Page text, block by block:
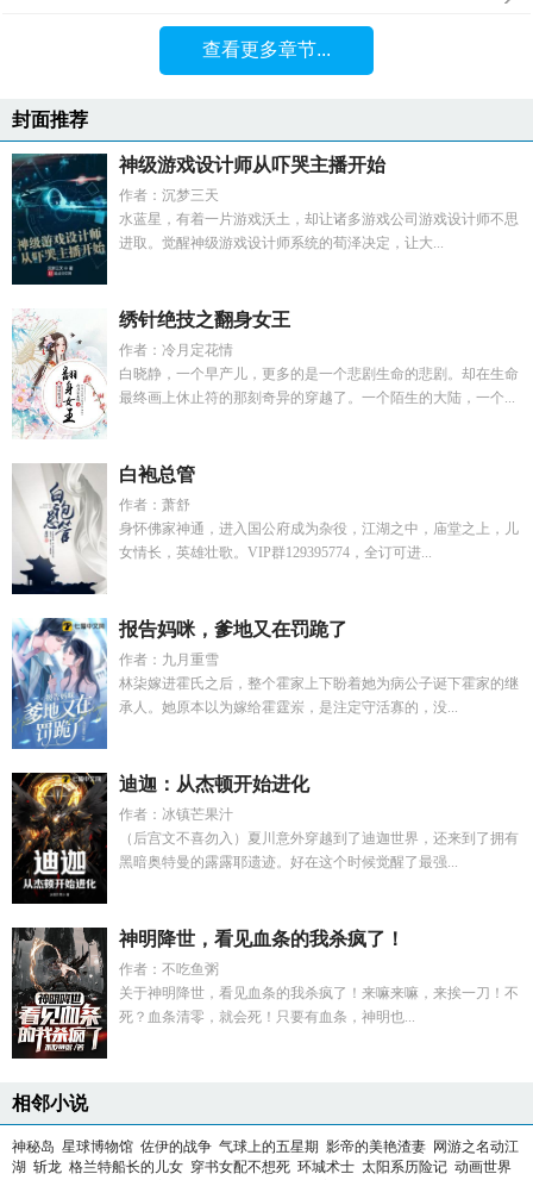
查看更多章节...
封面推荐
神级游戏设计师从吓哭主播开始
作者：沉梦三天
水蓝星，有着一片游戏沃土，却让诸多游戏公司游戏设计师不思
进取。觉醒神级游戏设计师系统的荀泽决定，让大...
绣针绝技之翻身女王
作者：冷月定花情
白晓静，一个早产儿，更多的是一个悲剧生命的悲剧。却在生命
最终画上休止符的那刻奇异的穿越了。一个陌生的大陆，一个...
白袍总管
作者：萧舒
身怀佛家神通，进入国公府成为杂役，江湖之中，庙堂之上，儿
女情长，英雄壮歌。VIP群129395774，全订可进...
报告妈咪，爹地又在罚跪了
作者：九月重雪
林柒嫁进霍氏之后，整个霍家上下盼着她为病公子诞下霍家的继
承人。她原本以为嫁给霍霆岽，是注定守活寡的，没...
迪迦：从杰顿开始进化
作者：冰镇芒果汁
（后宫文不喜勿入）夏川意外穿越到了迪迦世界，还来到了拥有
黑暗奥特曼的露露耶遗迹。好在这个时候觉醒了最强...
神明降世，看见血条的我杀疯了！
作者：不吃鱼粥
关于神明降世，看见血条的我杀疯了！来嘛来嘛，来挨一刀！不
死？血条清零，就会死！只要有血条，神明也...
相邻小说
神秘岛 星球博物馆 佐伊的战争 气球上的五星期 影帝的美艳渣妻 网游之名动江
湖 斩龙 格兰特船长的儿女 穿书女配不想死 环城术士 太阳系历险记 动画世界